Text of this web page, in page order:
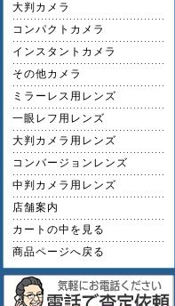
大判カメラ
コンパクトカメラ
インスタントカメラ
その他カメラ
ミラーレス用レンズ
一眼レフ用レンズ
大判カメラ用レンズ
コンバージョンレンズ
中判カメラ用レンズ
店舗案内
カートの中を見る
商品ページへ戻る